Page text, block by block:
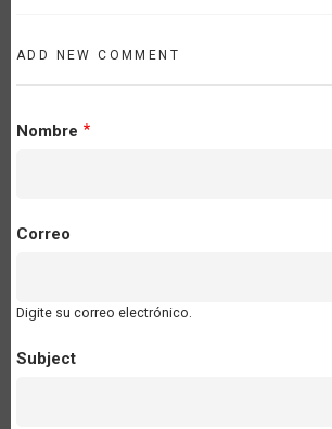
ADD NEW COMMENT
Nombre
Correo
Digite su correo electrónico.
Subject